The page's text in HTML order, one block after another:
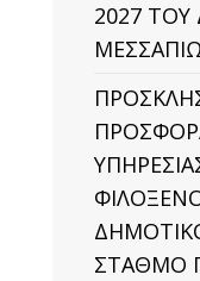
2027
ΣΤΑΘΜΟ